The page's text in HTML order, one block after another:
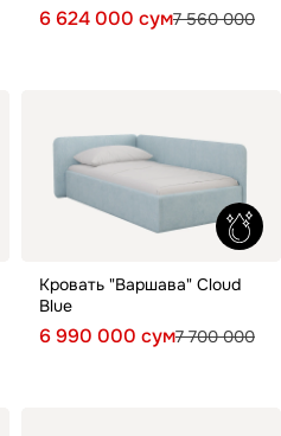
6 624 000 сум7 560 000
Кровать "Варшава" Cloud
Blue
6 990 000 сум7 700 000